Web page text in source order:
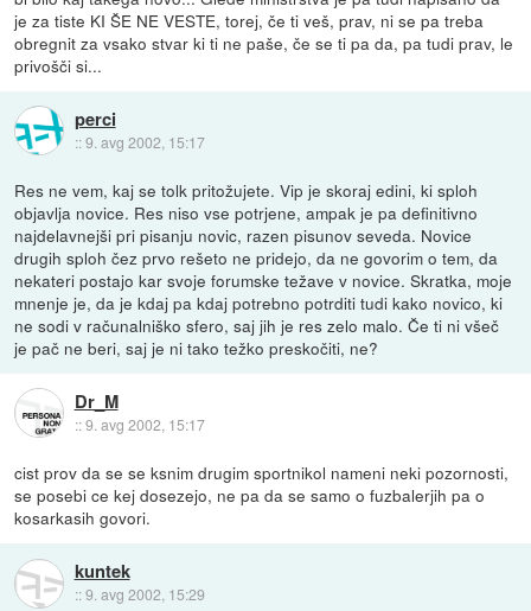
je za tiste KI ŠE NE VESTE, torej, če ti veš, prav, ni se pa treba
obregnit za vsako stvar ki ti ne paše, če se ti pa da, pa tudi prav, le
privošči si...
perci
::9. avg 2002, 15:17
Res ne vem, kaj se tolk pritožujete. Vip je skoraj edini, ki sploh
objavlja novice. Res niso vse potrjene, ampak je pa definitivno
najdelavnejši pri pisanju novic, razen pisunov seveda. Novice
drugih sploh čez prvo rešeto ne pridejo, da ne govorim o tem, da
nekateri postajo kar svoje forumske težave v novice. Skratka, moje
mnenje je, da je kdaj pa kdaj potrebno potrditi tudi kako novico, ki
ne sodi v računalniško sfero, saj jih je res zelo malo. Če ti ni všeč
je pač ne beri, saj je ni tako težko preskočiti, ne?
Dr_M
::9. avg 2002, 15:17
cist prov da se se ksnim drugim sportnikol nameni neki pozornosti,
se posebi ce kej dosezejo, ne pa da se samo o fuzbalerjih pa o
kosarkasih govori.
kuntek
::9. avg 2002, 15:29